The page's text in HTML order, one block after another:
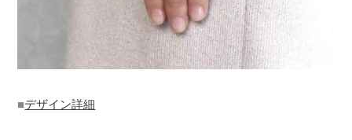
■デザイン詳細